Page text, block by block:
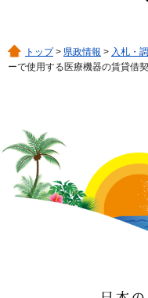
トップ> 県政情報 > 入札・
ーで使用する医療機器の賃貸借